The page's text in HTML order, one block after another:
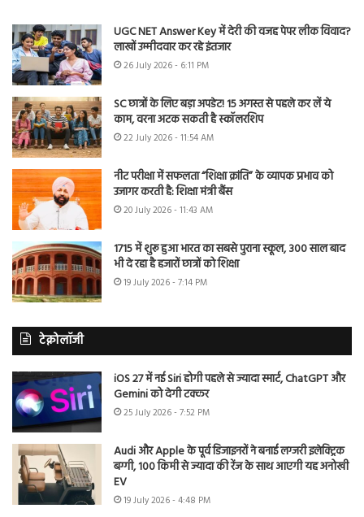
UGC NET Answer Key में देरी की वजह पेपर लीक विवाद?
लाखों उम्मीदवार कर रहे इंतजार
26 July 2026 - 6:11 PM
SC छात्रों के लिए बड़ा अपडेट! 15 अगस्त से पहले कर लें ये
काम, वरना अटक सकती है स्कॉलरशिप
22 July 2026 - 11:54 AM
नीट परीक्षा में सफलता “शिक्षा क्रांति” के व्यापक प्रभाव को
उजागर करती है: शिक्षा मंत्री बैंस
20 July 2026 - 11:43 AM
1715 में शुरू हुआ भारत का सबसे पुराना स्कूल, 300 साल बाद
भी दे रहा है हजारों छात्रों को शिक्षा
19 July 2026 - 7:14 PM
टेक्नोलॉजी
iOS 27 में नई Siri होगी पहले से ज्यादा स्मार्ट, ChatGPT और
Gemini को देगी टक्कर
25 July 2026 - 7:52 PM
Audi और Apple के पूर्व डिजाइनरों ने बनाई लग्जरी इलेक्ट्रिक
बग्गी, 100 किमी से ज्यादा की रेंज के साथ आएगी यह अनोखी
EV
19 July 2026 - 4:48 PM